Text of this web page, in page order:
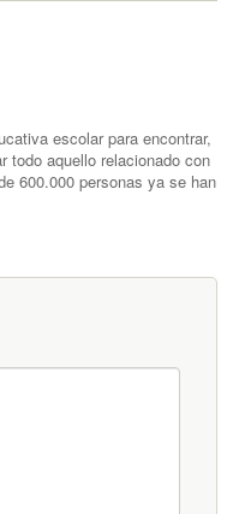
escolar para encontrar,
todo aquello relacionado con
600.000 personas ya se han